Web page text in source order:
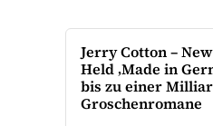
Jerry Cotton –
Held ‚Made in
bis zu einer
Groschenromane